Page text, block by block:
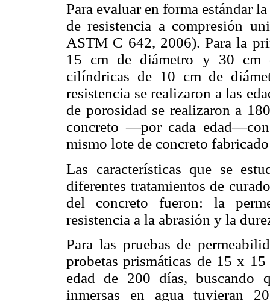
Para evaluar en forma estándar
de resistencia a compresión
ASTM C 642, 2006). Para la
15 cm de diámetro y 30 cm
cilíndricas de 10 cm de
resistencia se realizaron a las
de porosidad se realizaron a
concreto —por cada
mismo lote de concreto
Las características que se
diferentes tratamientos de
del concreto fueron: la
resistencia a la abrasión y la
Para las pruebas de
probetas prismáticas de 15 x
edad de 200 días, buscando
inmersas en agua tuvieran